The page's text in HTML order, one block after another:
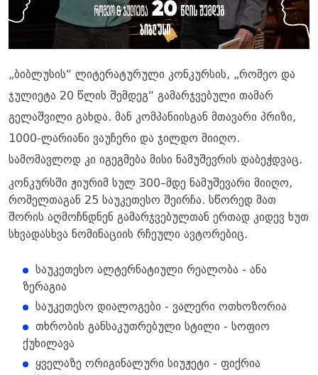
„ბიბლუსის“ ლიტერატურული კონკურსის, „რომეო და
ჯულიეტა 20 წლის შემდეგ“ გამარჯვებული თამარ
გელაშვილი გახდა. მან კომპანიისგან მთავარი პრიზი,
1000-ლარიანი ვაუჩერი და ჯილდო მიიღო.
სამომავლოდ კი იგეგმება მისი ნამუშევრის დაბეჭდვაც.
კონკურსში ჟიურიმ სულ 300–მდე ნამუშევარი მიიღო,
რომელთაგან 25 საუკეთესო შეირჩა. სწორედ მათ
შორის აღმოჩნდნენ გამარჯვებულთან ერთად კიდევ ხუთ
სხვადასხვა ნომინაციის რჩეული ავტორებიც.
საუკეთესო ალტერნატიული რეალობა - ანა
ზერაგია
საუკეთესო დიალოგები - ვალერი ოთხოზორია
თხრობის განსაკუთრებული სტილი - სოფიო
ქუხილავა
ყველაზე ორიგინალური სიუჟეტი - ფიქრია